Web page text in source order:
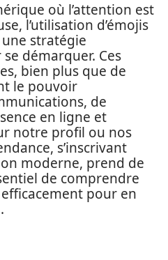
où l’attention est
l’utilisation d’émojis
stratégie
démarquer. Ces
bien plus que de
le pouvoir
de
en ligne et
notre profil ou nos
s’inscrivant
moderne, prend de
de comprendre
pour en